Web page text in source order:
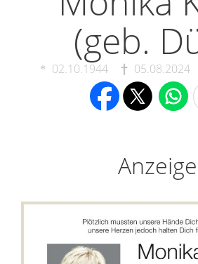
(geb.
02.10.1944 05.08.2024
Anzeige